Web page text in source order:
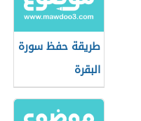
طريقة حفظ سورة
البقرة